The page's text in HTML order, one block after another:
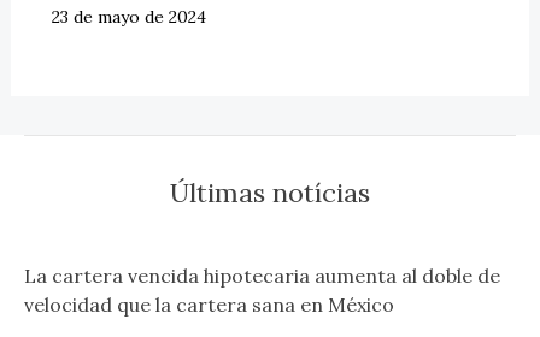
23 de mayo de 2024
Últimas notícias
La cartera vencida hipotecaria aumenta al doble de
velocidad que la cartera sana en México